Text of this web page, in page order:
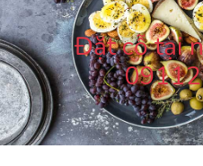
Đặt cỗ tại